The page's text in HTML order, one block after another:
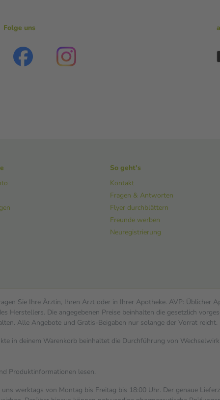
Folge uns
So geht's
Kontakt
Fragen & Antworten
Flyer durchblättern
Freunde werben
Neuregistrierung
Sie Ihre Ärztin, Ihren Arzt oder in Ihrer Apotheke. AVP: Üblicher
Herstellers. Die angegebenen Preise beinhalten die gesetzlich
Alle Angebote und Gratis-Beigaben nur solange der Vorrat reicht.
in deinem Warenkorb beinhaltet die Durchführung von
Produktinformationen lesen.
werktags von Montag bis Freitag bis 18:00 Uhr. Der genaue